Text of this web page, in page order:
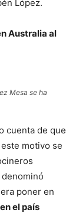
López.
Australia al
Mesa se ha
cuenta de que
motivo se
poner en
el país